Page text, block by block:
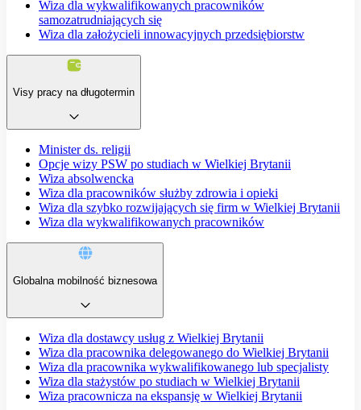
Wiza dla wykwalifikowanych pracowników
samozatrudniających się
Wiza dla założycieli innowacyjnych przedsiębiorstw
Visy pracy na długotermin
Minister ds. religii
Opcje wizy PSW po studiach w Wielkiej Brytanii
Wiza absolwencka
Wiza dla pracowników służby zdrowia i opieki
Wiza dla szybko rozwijających się firm w Wielkiej Brytanii
Wiza dla wykwalifikowanych pracowników
Globalna mobilność biznesowa
Wiza dla dostawcy usług z Wielkiej Brytanii
Wiza dla pracownika delegowanego do Wielkiej Brytanii
Wiza dla pracownika wykwalifikowanego lub specjalisty
Wiza dla stażystów po studiach w Wielkiej Brytanii
Wiza pracownicza na ekspansję w Wielkiej Brytanii